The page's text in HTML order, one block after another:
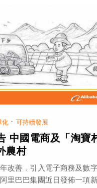
化 · 可持續發展
中國電商及「淘寶
農村
改善，引入電子商務及數
里巴巴集團近日發佈一項